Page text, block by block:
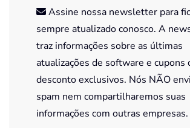
Assine nossa newsletter para
sempre atualizado conosco. A
traz informações sobre as últimas
atualizações de software e cupons
desconto exclusivos. Nós NÃO
spam nem compartilharemos suas
informações com outras empresas.